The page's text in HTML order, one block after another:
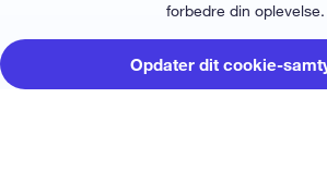
forbedre din oplevelse.
Opdater dit cookie-